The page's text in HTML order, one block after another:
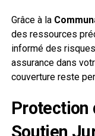
Grâce à la
des ressources
informé des
assurance dans
couverture reste
Soutien